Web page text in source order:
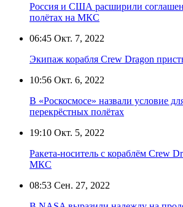
Россия и США расширили
полётах на МКС
06:45 Окт. 7, 2022
Экипаж корабля Crew Dragon
10:56 Окт. 6, 2022
В «Роскосмосе» назвали условие
перекрёстных полётах
19:10 Окт. 5, 2022
Ракета-носитель с кораблём Crew
МКС
08:53 Сен. 27, 2022